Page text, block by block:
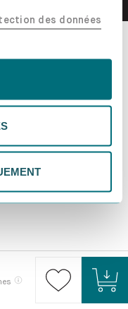
en dehors de l'UE,
contenus
choix à tout
notre
des données